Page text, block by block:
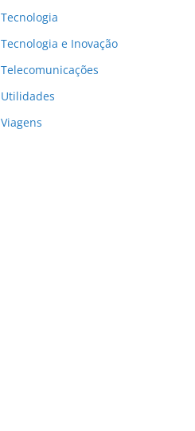
Tecnologia
Tecnologia e Inovação
Telecomunicações
Utilidades
Viagens